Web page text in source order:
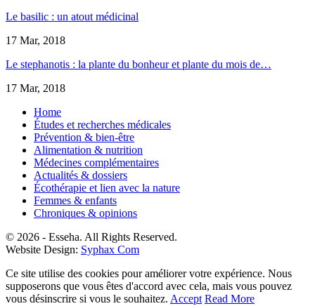
Le basilic : un atout médicinal
17 Mar, 2018
Le stephanotis : la plante du bonheur et plante du mois de…
17 Mar, 2018
Home
Études et recherches médicales
Prévention & bien-être
Alimentation & nutrition
Médecines complémentaires
Actualités & dossiers
Écothérapie et lien avec la nature
Femmes & enfants
Chroniques & opinions
© 2026 - Esseha. All Rights Reserved.
Website Design: Syphax Com
Ce site utilise des cookies pour améliorer votre expérience. Nous
supposerons que vous êtes d'accord avec cela, mais vous pouvez
vous désinscrire si vous le souhaitez. Accept Read More